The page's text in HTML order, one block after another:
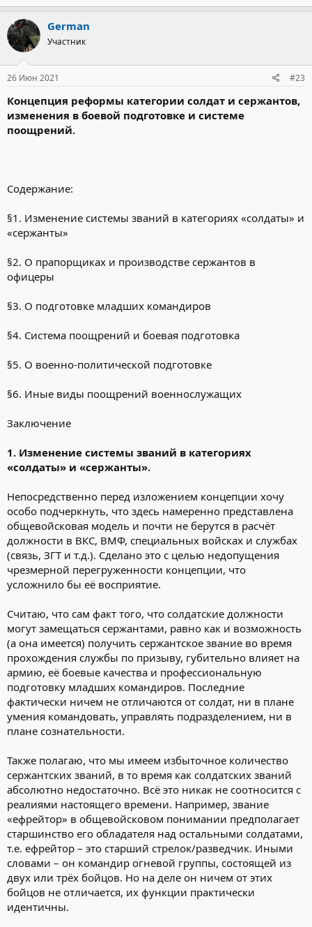
German
Участник
26 Июн 2021 #23
Концепция реформы категории солдат и сержантов,
изменения в боевой подготовке и системе
поощрений.
Содержание:
§1. Изменение системы званий в категориях «солдаты» и
«сержанты»
§2. О прапорщиках и производстве сержантов в
офицеры
§3. О подготовке младших командиров
§4. Система поощрений и боевая подготовка
§5. О военно-политической подготовке
§6. Иные виды поощрений военнослужащих
Заключение
1. Изменение системы званий в категориях
«солдаты» и «сержанты».
Непосредственно перед изложением концепции хочу
особо подчеркнуть, что здесь намеренно представлена
общевойсковая модель и почти не берутся в расчёт
должности в ВКС, ВМФ, специальных войсках и службах
(связь, ЗГТ и т.д.). Сделано это с целью недопущения
чрезмерной перегруженности концепции, что
усложнило бы её восприятие.
Считаю, что сам факт того, что солдатские должности
могут замещаться сержантами, равно как и возможность
(а она имеется) получить сержантское звание во время
прохождения службы по призыву, губительно влияет на
армию, её боевые качества и профессиональную
подготовку младших командиров. Последние
фактически ничем не отличаются от солдат, ни в плане
умения командовать, управлять подразделением, ни в
плане сознательности.
Также полагаю, что мы имеем избыточное количество
сержантских званий, в то время как солдатских званий
абсолютно недостаточно. Всё это никак не соотносится с
реалиями настоящего времени. Например, звание
«ефрейтор» в общевойсковом понимании предполагает
старшинство его обладателя над остальными солдатами,
т.е. ефрейтор – это старший стрелок/разведчик. Иными
словами – он командир огневой группы, состоящей из
двух или трёх бойцов. Но на деле он ничем от этих
бойцов не отличается, их функции практически
идентичны.